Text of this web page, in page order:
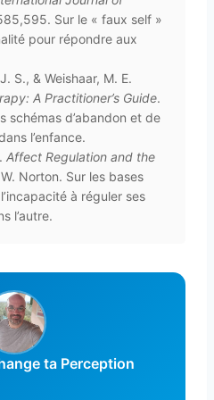
Sur le « faux self »
pour répondre aux
S., & Weishaar, M. E.
A Practitioner’s Guide.
schémas d’abandon et de
l’enfance.
Affect Regulation and the
Norton. Sur les bases
à réguler ses
l’autre.
ta Perception